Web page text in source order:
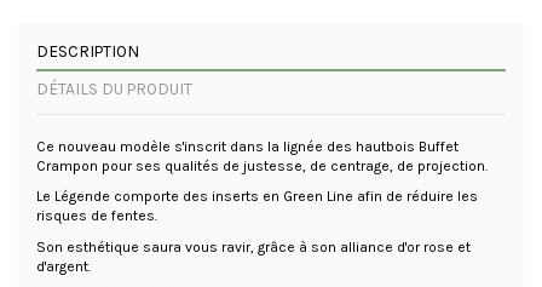
DESCRIPTION
DÉTAILS DU PRODUIT
Ce nouveau modèle s'inscrit dans la lignée des hautbois Buffet
Crampon pour ses qualités de justesse, de centrage, de projection.
Le Légende comporte des inserts en Green Line afin de réduire les
risques de fentes.
Son esthétique saura vous ravir, grâce à son alliance d'or rose et
d'argent.